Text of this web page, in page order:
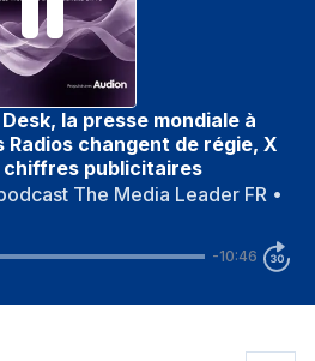
la presse mondiale à
Radios changent de régie, X
chiffres publicitaires
The Media Leader FR •
-10:46